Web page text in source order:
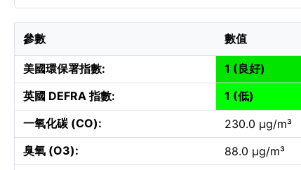
參數 數值
美國環保署指數:
1 (良好)
英國 DEFRA 指數:
1 (低)
一氧化碳 (CO):
230.0 µg/m³
臭氧 (O3):
88.0 µg/m³